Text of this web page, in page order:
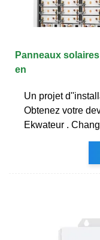
Panneaux
en
Un projet
Obtenez votre
Ekwateur .